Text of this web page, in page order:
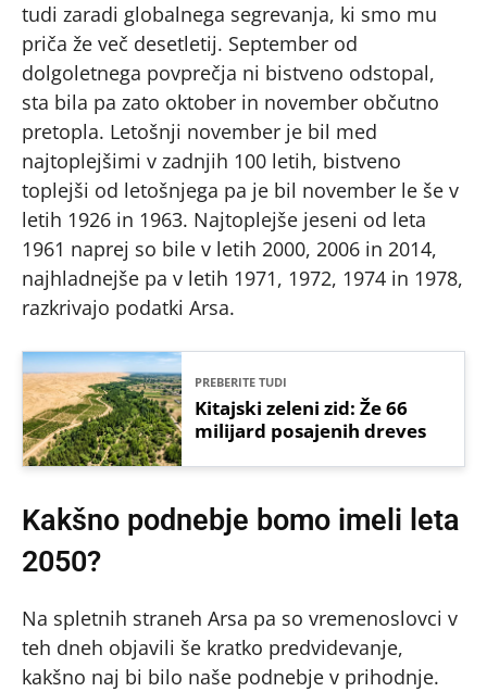
tudi zaradi globalnega segrevanja, ki smo mu
priča že več desetletij. September od
dolgoletnega povprečja ni bistveno odstopal,
sta bila pa zato oktober in november občutno
pretopla. Letošnji november je bil med
najtoplejšimi v zadnjih 100 letih, bistveno
toplejši od letošnjega pa je bil november le še v
letih 1926 in 1963. Najtoplejše jeseni od leta
1961 naprej so bile v letih 2000, 2006 in 2014,
najhladnejše pa v letih 1971, 1972, 1974 in 1978,
razkrivajo podatki Arsa.
PREBERITE TUDI
Kitajski zeleni zid: Že 66
milijard posajenih dreves
Kakšno podnebje bomo imeli leta
2050?
Na spletnih straneh Arsa pa so vremenoslovci v
teh dneh objavili še kratko predvidevanje,
kakšno naj bi bilo naše podnebje v prihodnje.